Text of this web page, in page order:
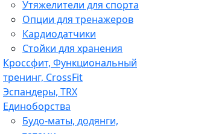
Утяжелители для спорта
Опции для тренажеров
Кардиодатчики
Стойки для хранения
Кроссфит, Функциональный
тренинг, CrossFit
Эспандеры, TRX
Единоборства
Будо-маты, додянги,